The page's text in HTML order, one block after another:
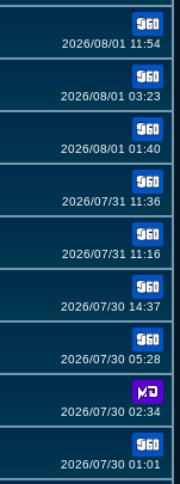
2026/08/01 11:54
2026/08/01 03:23
2026/08/01 01:40
2026/07/31 11:36
2026/07/31 11:16
2026/07/30 14:37
2026/07/30 05:28
2026/07/30 02:34
2026/07/30 01:01